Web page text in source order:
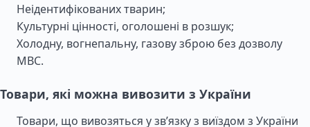
Неідентифікованих тварин;
Культурні цінності, оголошені в розшук;
Холодну, вогнепальну, газову зброю без дозволу
МВС.
Товари, які можна вивозити з України
Товари, що вивозяться у зв’язку з виїздом з України